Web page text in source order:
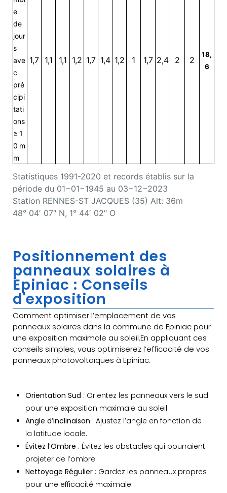
Statistiques 1991-2020 et records établis sur la
période du 01−01−1945 au 03−12−2023
Station RENNES-ST JACQUES (35) Alt: 36m
48° 04′ 07″ N, 1° 44′ 02″ O
e
de
jour
s
ave
c
pré
cipi
tati
ons
≥ 1
0 m
m
1,7 1,1 1,1 1,2 1,7 1,4 1,2 1 1,7 2,4 2 2
18,
6
Positionnement des
panneaux solaires à
Epiniac : Conseils
d'exposition
Comment optimiser l’emplacement de vos
panneaux solaires dans la commune de Epiniac pour
une exposition maximale au soleil.En appliquant ces
conseils simples, vous optimiserez l’efficacité de vos
panneaux photovoltaïques à Epiniac.
Orientation Sud : Orientez les panneaux vers le sud
pour une exposition maximale au soleil.
Angle d’inclinaison : Ajustez l’angle en fonction de
la latitude locale.
Évitez l’Ombre : Évitez les obstacles qui pourraient
projeter de l’ombre.
Nettoyage Régulier : Gardez les panneaux propres
pour une efficacité maximale.